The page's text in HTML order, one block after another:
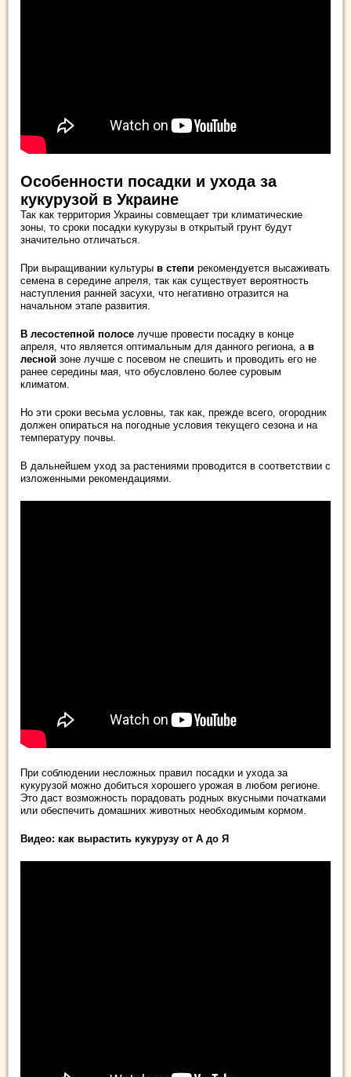
Особенности посадки и ухода за
кукурузой в Украине
Так как территория Украины совмещает три климатические
зоны, то сроки посадки кукурузы в открытый грунт будут
значительно отличаться.
При выращивании культуры в степи рекомендуется высаживать
семена в середине апреля, так как существует вероятность
наступления ранней засухи, что негативно отразится на
начальном этапе развития.
В лесостепной полосе лучше провести посадку в конце
апреля, что является оптимальным для данного региона, а в
лесной зоне лучше с посевом не спешить и проводить его не
ранее середины мая, что обусловлено более суровым
климатом.
Но эти сроки весьма условны, так как, прежде всего, огородник
должен опираться на погодные условия текущего сезона и на
температуру почвы.
В дальнейшем уход за растениями проводится в соответствии с
изложенными рекомендациями.
При соблюдении несложных правил посадки и ухода за
кукурузой можно добиться хорошего урожая в любом регионе.
Это даст возможность порадовать родных вкусными початками
или обеспечить домашних животных необходимым кормом.
Видео: как вырастить кукурузу от А до Я